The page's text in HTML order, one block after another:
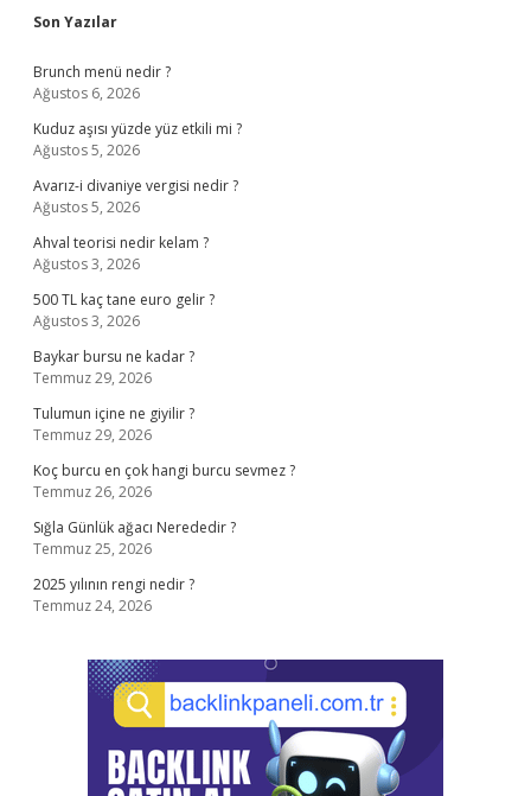
Sidebar
Son Yazılar
Brunch menü nedir ?
Ağustos 6, 2026
Kuduz aşısı yüzde yüz etkili mi ?
Ağustos 5, 2026
Avarız-i divaniye vergisi nedir ?
Ağustos 5, 2026
Ahval teorisi nedir kelam ?
Ağustos 3, 2026
500 TL kaç tane euro gelir ?
Ağustos 3, 2026
Baykar bursu ne kadar ?
Temmuz 29, 2026
Tulumun içine ne giyilir ?
Temmuz 29, 2026
Koç burcu en çok hangi burcu sevmez ?
Temmuz 26, 2026
Sığla Günlük ağacı Nerededir ?
Temmuz 25, 2026
2025 yılının rengi nedir ?
Temmuz 24, 2026